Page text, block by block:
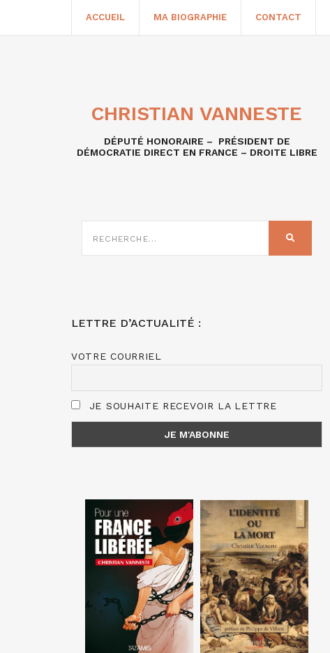
ACCUEIL MA BIOGRAPHIE CONTACT
CHRISTIAN VANNESTE
DÉPUTÉ HONORAIRE – PRÉSIDENT DE
DÉMOCRATIE DIRECT EN FRANCE – DROITE LIBRE
SUR
LETTRE D’ACTUALITÉ :
VOTRE COURRIEL
JE SOUHAITE RECEVOIR LA LETTRE